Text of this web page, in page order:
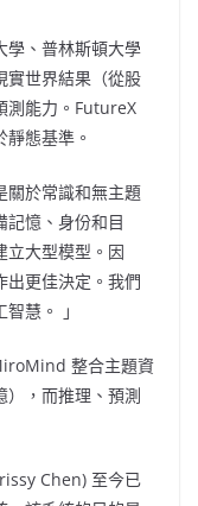
學、普林斯頓大學
實世界結果（從股
測能力。FutureX
態基準。
關於常識和無主題
憶、身份和目
大型模型。因
出更佳決定。我們
慧。 」
整合主題資
），而推理、預測
Chen) 至今已